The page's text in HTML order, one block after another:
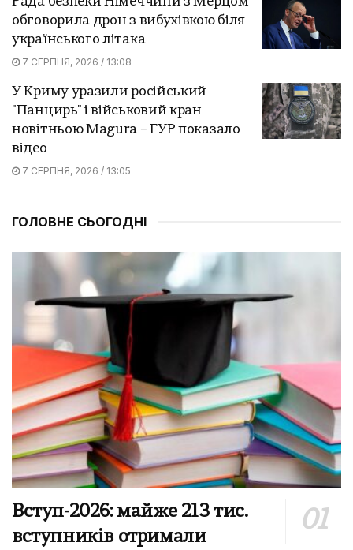
обговорила дрон з вибухівкою біля
українського літака
7 СЕРПНЯ, 2026 / 13:08
У Криму уразили російський
"Панцирь" і військовий кран
новітньою Magura – ГУР показало
відео
7 СЕРПНЯ, 2026 / 13:05
ГОЛОВНЕ СЬОГОДНІ
Вступ-2026: майже 213 тис.
вступників отримали